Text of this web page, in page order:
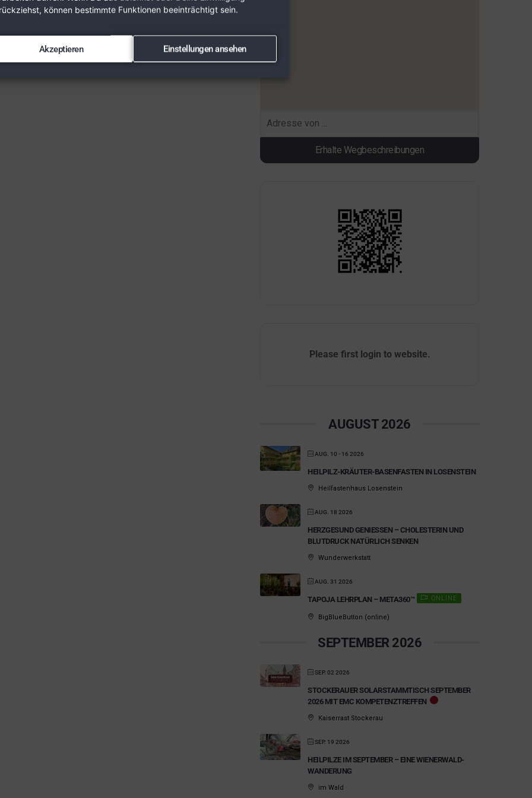
können bestimmte Funktionen beeinträchtigt sein.
Akzeptieren Einstellungen ansehen
Please first login to website.
AUGUST 2026
AUG. 10 - 16 2026
HEILPILZ-KRÄUTER-BASENFASTEN IN LOSENSTEIN
Heilfastenhaus Losenstein
AUG. 18 2026
HERZGESUND GENIESSEN – CHOLESTERIN UND B
LUTDRUCK NATÜRLICH SENKEN
Wunderwerkstatt
AUG. 31 2026
TAPOJA LEHRPLAN – META360™ ONLINE
BigBlueButton (online)
SEPTEMBER 2026
SEP. 02 2026
STOCKERAUER SOLARSTAMMTISCH SEPTEMBER
2026 MIT EMC KOMPETENZTREFFEN
Kaiserrast Stockerau
SEP. 19 2026
HEILPILZE IM SEPTEMBER – EINE WIENERWALD-
WANDERUNG
im Wald